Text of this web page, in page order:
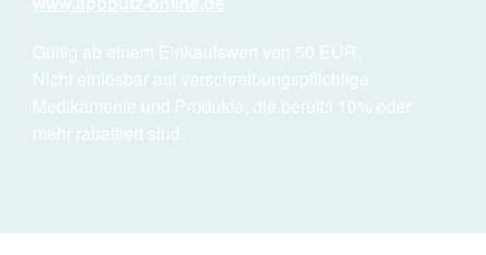
Gültig ab einem Einkaufswert von 50 EUR.
Nicht einlösbar auf verschreibungspflichtige
Medikamente und Produkte, die bereits 10% oder
mehr rabattiert sind.